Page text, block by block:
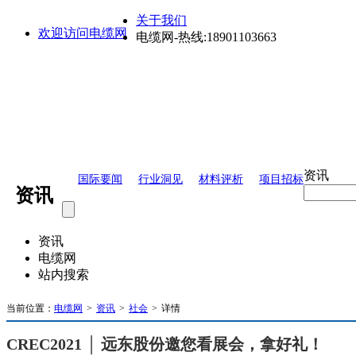
欢迎访问电缆网
关于我们
电缆网-热线:18901103663
资讯
国际要闻 行业洞见 材料评析 项目招标资讯
资讯
电缆网
站内搜索
当前位置： 电缆网 > 资讯 > 社会 > 详情
CREC2021 │ 远东股份邀您看展会，拿好礼！